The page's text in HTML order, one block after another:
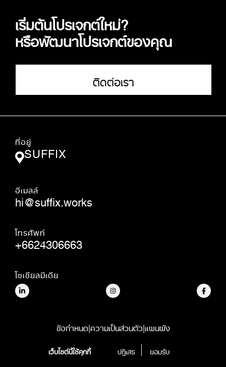
เริ่มต้นโปรเจกต์ใหม่?
หรือพัฒนาโปรเจกต์ของคุณ
ติดต่อเรา
ที่อยู่
SUFFIX
อีเมลล์
hi@suffix.works
โทรศัพท์
+6624306663
โซเชียลมีเดีย
ข้อกำหนด|ความเป็นส่วนตัว|แผนผัง
© SUFFIX.,CO.LTD.
เว็บไซต์นี้ใช้คุกกี้ ปฎิเสธ ยอมรับ